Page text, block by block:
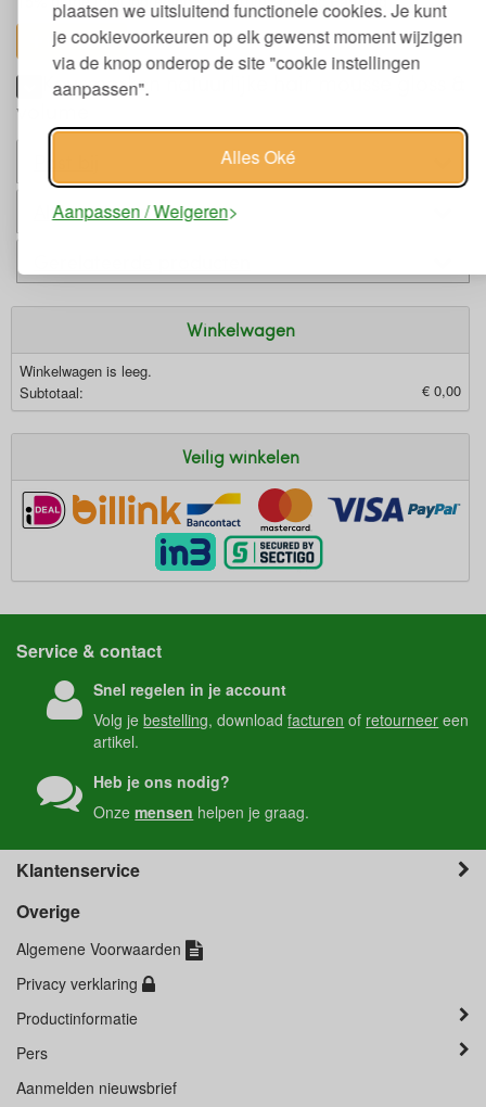
plaatsen we uitsluitend functionele cookies. Je kunt
je cookievoorkeuren op elk gewenst moment wijzigen
via de knop onderop de site "cookie instellingen
aanpassen".
Alles Oké
Aanpassen / Weigeren
toon alles
Keurmerken natuurlijke hair mousse gloss &
volume
Alternatieven
Winkelwagen
Winkelwagen is leeg.
Subtotaal:
€ 0,00
Veilig winkelen
Service & contact
Snel regelen in je account
Volg jebestelling, downloadfacturen of retourneer een
artikel.
Heb je ons nodig?
Onzemensen helpen je graag.
Klantenservice
Overige
Algemene Voorwaarden
Privacy verklaring
Productinformatie
Pers
Aanmelden nieuwsbrief